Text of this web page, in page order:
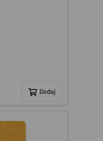
Dodaj